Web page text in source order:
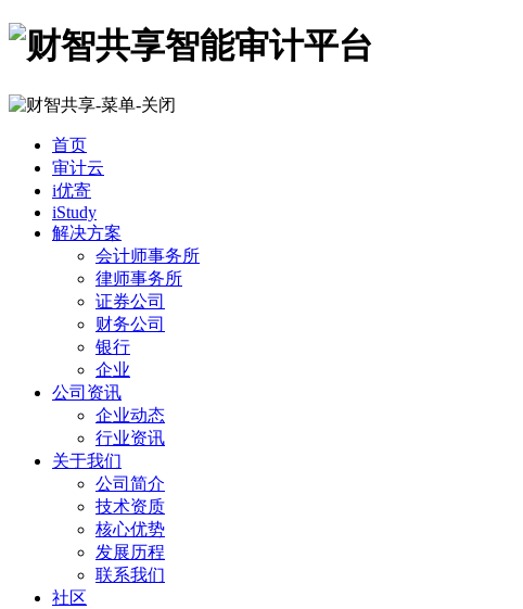
首页
审计云
i优寄
iStudy
解决方案
会计师事务所
律师事务所
证券公司
财务公司
银行
企业
公司资讯
企业动态
行业资讯
关于我们
公司简介
技术资质
核心优势
发展历程
联系我们
社区